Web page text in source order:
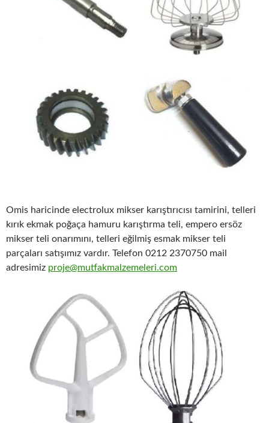
Omis haricinde electrolux mikser karıştırıcısı tamirini, telleri
kırık ekmak poğaça hamuru karıştırma teli, empero ersöz
mikser teli onarımını, telleri eğilmiş esmak mikser teli
parçaları satışımız vardır. Telefon 0212 2370750 mail
adresimiz proje@mutfakmalzemeleri.com